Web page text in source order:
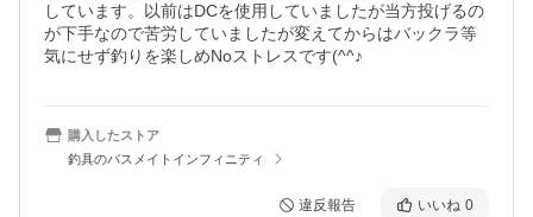
しています。以前はDCを使用していましたが当方投げるの
が下手なので苦労していましたが変えてからはバックラ等
気にせず釣りを楽しめNoストレスです(^^♪
購入したストア
釣具のバスメイトインフィニティ
違反報告 いいね 0